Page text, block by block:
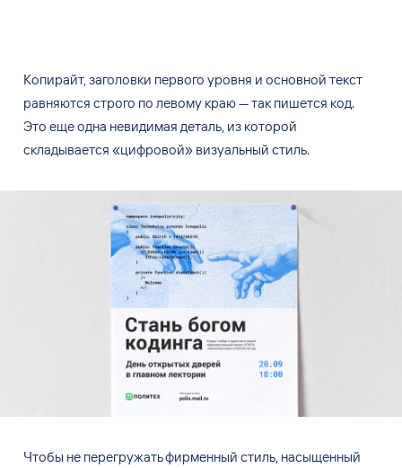
Копирайт, заголовки первого уровня и основной текст
равняются строго по левому краю — так пишется код.
Это еще одна невидимая деталь, из которой
складывается «цифровой» визуальный стиль.
Чтобы не перегружать фирменный стиль, насыщенный